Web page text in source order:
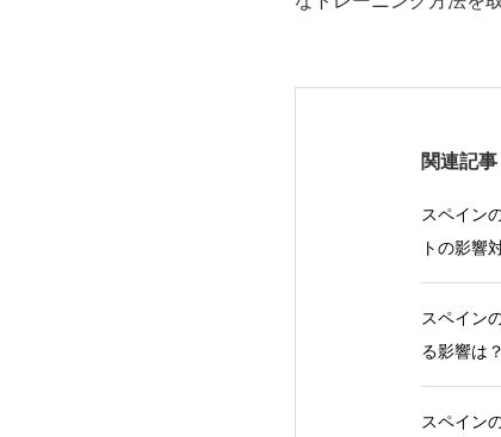
関連記事
スペイン
トの影響
スペイン
る影響は？
スペイン